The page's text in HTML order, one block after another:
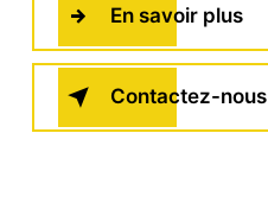
En savoir plus
Contactez-nous